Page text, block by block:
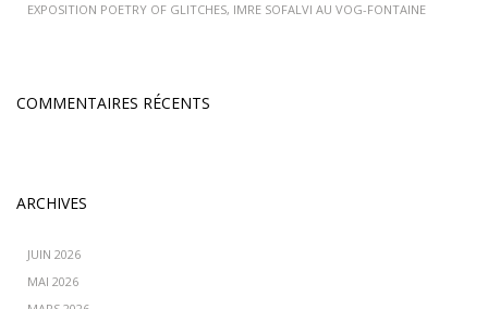
EXPOSITION POETRY OF GLITCHES, IMRE SOFALVI AU VOG-FONTAINE
COMMENTAIRES RÉCENTS
ARCHIVES
JUIN 2026
MAI 2026